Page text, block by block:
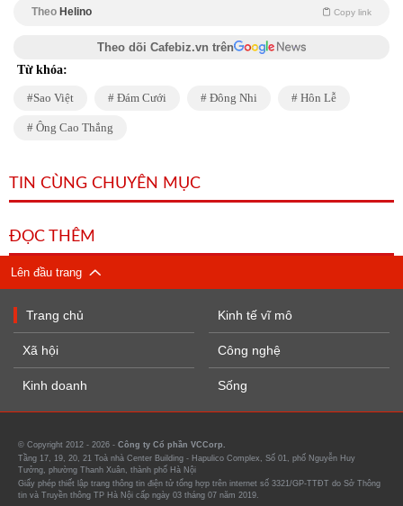
Theo Helino Copy link
Theo dõi Cafebiz.vn trên
Từ khóa:
Sao Việt Đám Cưới Đông Nhi Hôn Lễ
Ông Cao Thắng
TIN CÙNG CHUYÊN MỤC
ĐỌC THÊM
Lên đầu trang
Trang chủ
Xã hội
Kinh doanh
Kinh tế vĩ mô
Công nghệ
Sống
© Copyright 2012 - 2026 - Công ty Cổ phần VCCorp.
Tầng 17, 19, 20, 21 Toà nhà Center Building - Hapulico Complex, Số 01, phố Nguyễn Huy
Tưởng, phường Thanh Xuân, thành phố Hà Nội
Giấy phép thiết lập trang thông tin điện tử tổng hợp trên internet số 3321/GP-TTĐT do Sở Thông
tin và Truyền thông TP Hà Nội cấp ngày 03 tháng 07 năm 2019.